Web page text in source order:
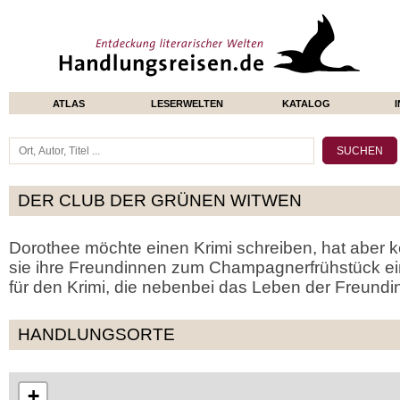
ATLAS LESERWELTEN KATALOG
DER CLUB DER GRÜNEN WITWEN
Dorothee möchte einen Krimi schreiben, hat aber
sie ihre Freundinnen zum Champagnerfrühstück
für den Krimi, die nebenbei das Leben der
HANDLUNGSORTE